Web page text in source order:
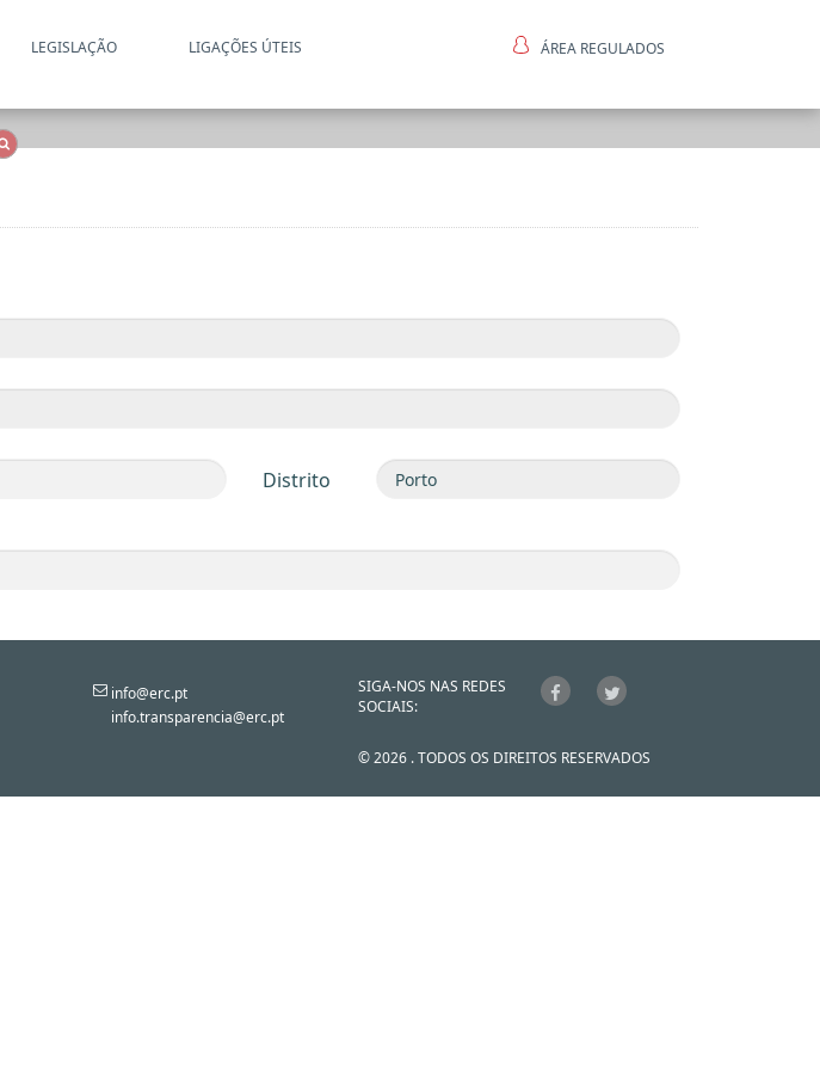
LEGISLAÇÃO LIGAÇÕES ÚTEIS ÁREA REGULADOS
Distrito
info@erc.pt
info.transparencia@erc.pt
SIGA-NOS NAS REDES
SOCIAIS:
© 2026 . TODOS OS DIREITOS RESERVADOS